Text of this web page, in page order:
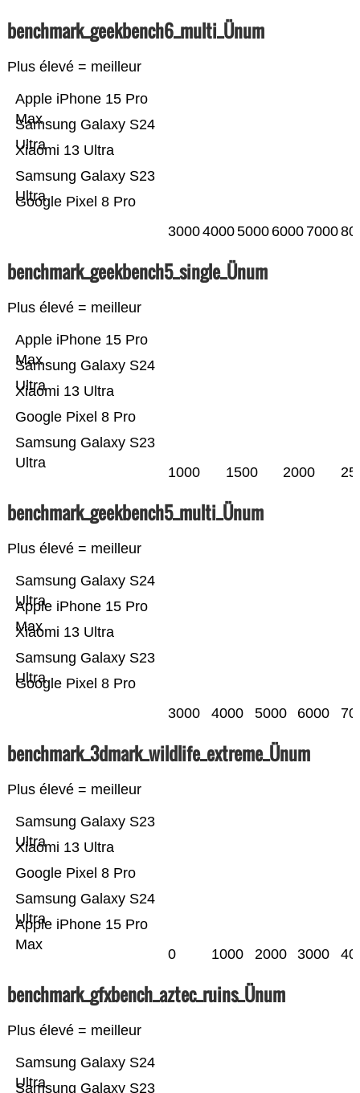
benchmark_geekbench6_multi_Ünum
Plus élevé = meilleur
Google Pixel 8 Pro
Samsung Galaxy S23
Ultra
Xiaomi 13 Ultra
Samsung Galaxy S24
Ultra
Apple iPhone 15 Pro
Max
300040005000 6000 7000
benchmark_geekbench5_single_Ünum
Plus élevé = meilleur
Samsung Galaxy S23
Ultra
Google Pixel 8 Pro
Xiaomi 13 Ultra
Samsung Galaxy S24
Ultra
Apple iPhone 15 Pro
Max
1000 1500 2000
benchmark_geekbench5_multi_Ünum
Plus élevé = meilleur
Google Pixel 8 Pro
Samsung Galaxy S23
Ultra
Xiaomi 13 Ultra
Apple iPhone 15 Pro
Max
Samsung Galaxy S24
Ultra
3000 4000 5000 6000
benchmark_3dmark_wildlife_extreme_Ünum
Plus élevé = meilleur
Apple iPhone 15 Pro
Max
Samsung Galaxy S24
Ultra
Google Pixel 8 Pro
Xiaomi 13 Ultra
Samsung Galaxy S23
Ultra
0 1000 2000 3000
benchmark_gfxbench_aztec_ruins_Ünum
Plus élevé = meilleur
Samsung Galaxy S23
Samsung Galaxy S24
Ultra